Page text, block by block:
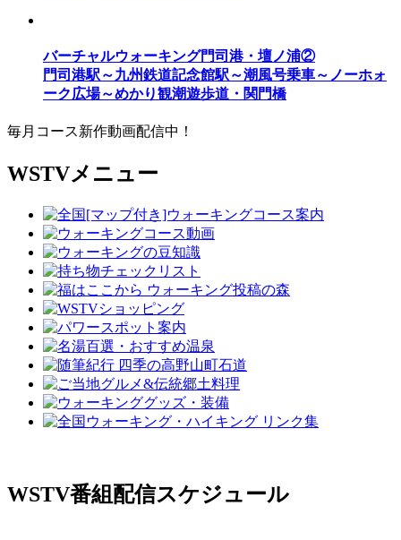
バーチャルウォーキング門司港・壇ノ浦②
門司港駅～九州鉄道記念館駅～潮風号乗車～ノーホォ
ーク広場～めかり観潮遊歩道・関門橋
毎月コース新作動画配信中！
WSTVメニュー
WSTV番組配信スケジュール